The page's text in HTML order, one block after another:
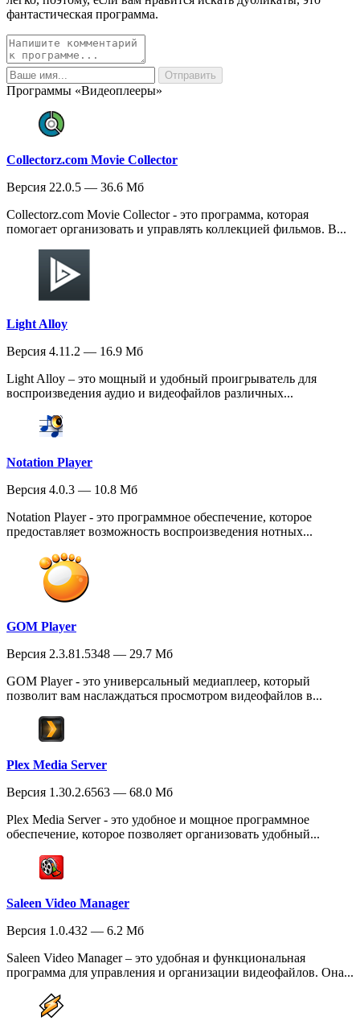
фантастическая программа.
Программы «Видеоплееры»
Collectorz.com Movie Collector
Версия 22.0.5 — 36.6 Мб
Collectorz.com Movie Collector - это программа, которая
помогает организовать и управлять коллекцией фильмов. В...
Light Alloy
Версия 4.11.2 — 16.9 Мб
Light Alloy – это мощный и удобный проигрыватель для
воспроизведения аудио и видеофайлов различных...
Notation Player
Версия 4.0.3 — 10.8 Мб
Notation Player - это программное обеспечение, которое
предоставляет возможность воспроизведения нотных...
GOM Player
Версия 2.3.81.5348 — 29.7 Мб
GOM Player - это универсальный медиаплеер, который
позволит вам наслаждаться просмотром видеофайлов в...
Plex Media Server
Версия 1.30.2.6563 — 68.0 Мб
Plex Media Server - это удобное и мощное программное
обеспечение, которое позволяет организовать удобный...
Saleen Video Manager
Версия 1.0.432 — 6.2 Мб
Saleen Video Manager – это удобная и функциональная
программа для управления и организации видеофайлов. Она...